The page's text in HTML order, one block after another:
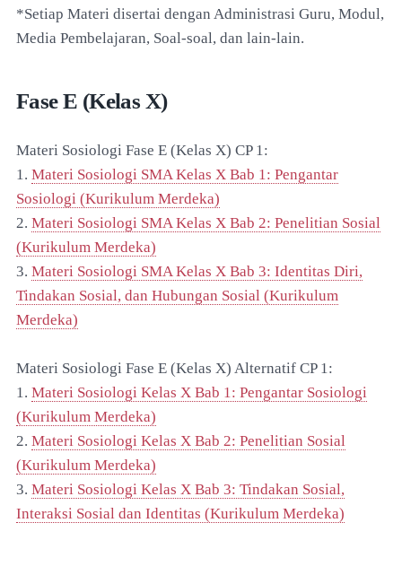
*Setiap Materi disertai dengan Administrasi Guru, Modul,
Media Pembelajaran, Soal-soal, dan lain-lain.
Fase E (Kelas X)
Materi Sosiologi Fase E (Kelas X) CP 1:
1. Materi Sosiologi SMA Kelas X Bab 1: Pengantar
Sosiologi (Kurikulum Merdeka)
2. Materi Sosiologi SMA Kelas X Bab 2: Penelitian Sosial
(Kurikulum Merdeka)
3. Materi Sosiologi SMA Kelas X Bab 3: Identitas Diri,
Tindakan Sosial, dan Hubungan Sosial (Kurikulum
Merdeka)
Materi Sosiologi Fase E (Kelas X) Alternatif CP 1:
1. Materi Sosiologi Kelas X Bab 1: Pengantar Sosiologi
(Kurikulum Merdeka)
2. Materi Sosiologi Kelas X Bab 2: Penelitian Sosial
(Kurikulum Merdeka)
3. Materi Sosiologi Kelas X Bab 3: Tindakan Sosial,
Interaksi Sosial dan Identitas (Kurikulum Merdeka)